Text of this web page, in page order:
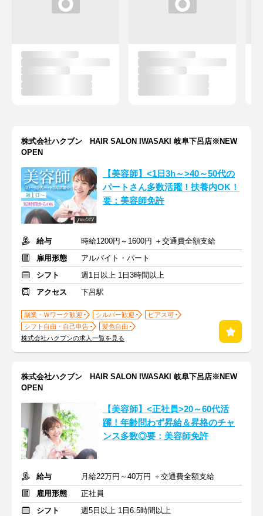
株式会社ハクブン HAIR SALON IWASAKI 岐阜下呂店※NEW
OPEN
【美容師】<1日3h～>40～50代の
パートさん多数活躍！扶養内OK！
要：美容師免許
給与
時給1200円～1600円 ＋交通費全額支給
雇用形態
アルバイト・パート
シフト
週1日以上 1日3時間以上
アクセス
下呂駅
副業・Ｗワーク歓迎 シルバー歓迎
ピアス可
シフト自由・自己申告
髪色自由
株式会社ハクブンの求人一覧を見る
株式会社ハクブン HAIR SALON IWASAKI 岐阜下呂店※NEW
OPEN
【美容師】<正社員>20～60代活
躍！年齢問わず昇給＆昇格のチャ
ンス多数◎要：美容師免許
給与
月給22万円～40万円 ＋交通費全額支給
雇用形態
正社員
シフト
週5日以上 1日6.5時間以上